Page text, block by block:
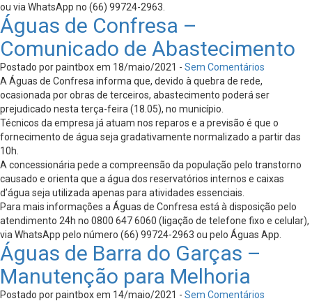
ou via WhatsApp no (66) 99724-2963.
Águas de Confresa –
Comunicado de Abastecimento
Postado por paintbox em 18/maio/2021 - Sem Comentários
A Águas de Confresa informa que, devido à quebra de rede,
ocasionada por obras de terceiros, abastecimento poderá ser
prejudicado nesta terça-feira (18.05), no município.
Técnicos da empresa já atuam nos reparos e a previsão é que o
fornecimento de água seja gradativamente normalizado a partir das
10h.
A concessionária pede a compreensão da população pelo transtorno
causado e orienta que a água dos reservatórios internos e caixas
d’água seja utilizada apenas para atividades essenciais.
Para mais informações a Águas de Confresa está à disposição pelo
atendimento 24h no 0800 647 6060 (ligação de telefone fixo e celular),
via WhatsApp pelo número (66) 99724-2963 ou pelo Águas App.
Águas de Barra do Garças –
Manutenção para Melhoria
Postado por paintbox em 14/maio/2021 - Sem Comentários